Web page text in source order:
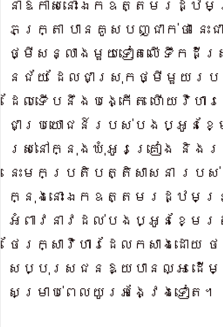
នាឱកាសនោះឯកឧត្តមរដ្ឋ
ភក្ត្រា បានគូ​សបញ្ជាក់ថា នេ
ថ្មី​សន្លាងមួ​យ​ទៀត​លើ​ទឹក​ដីស្
នជ័យ ដែ​លជាស្រុកថ្មីមួយ​របស់​
ដែលទើបនឹងបង្កើត ហើយវិ​ហារ
ជាប្រយោជន៍របស់​បងប្អូនខ្ម
រស់នៅក្នុងឃុំអូរគ្រៀង និង​
នេះ​មកប្រតិបត្តិសា​សនា រប
ក្នុងនោះ​ឯកឧត្តមរដ្ឋមន្
អំពាវនាវដល់​បងប្អូនខ្មែ
ថែរក្សាវិ​ហារដែលក​សាងដោយ ថ
សប្បុរសជន​ឱ្យបានល្អ ដើម្
សម្រាប់ពេ​លយូរអង្វែងទៀត។